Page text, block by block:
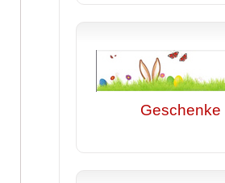
Geschenke